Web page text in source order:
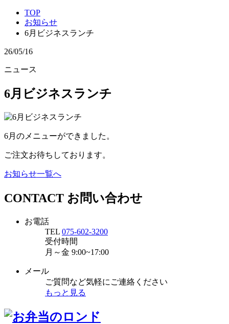
TOP
お知らせ
6月ビジネスランチ
26/05/16
ニュース
6月ビジネスランチ
6月のメニューができました。
ご注文お待ちしております。
お知らせ一覧へ
CONTACT お問い合わせ
お電話
TEL 075-602-3200
受付時間
月～金 9:00~17:00
メール
ご質問など気軽にご連絡ください
もっと見る